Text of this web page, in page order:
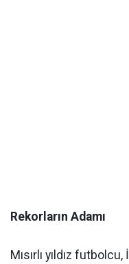
Rekorların Adamı
Mısırlı yıldız